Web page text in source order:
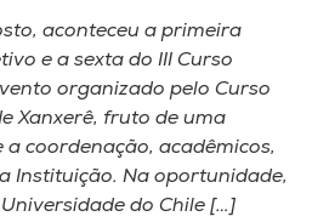
aconteceu a primeira
e a sexta do III Curso
organizado pelo Curso
Xanxerê, fruto de uma
coordenação, acadêmicos,
Instituição. Na oportunidade,
do Chile […]